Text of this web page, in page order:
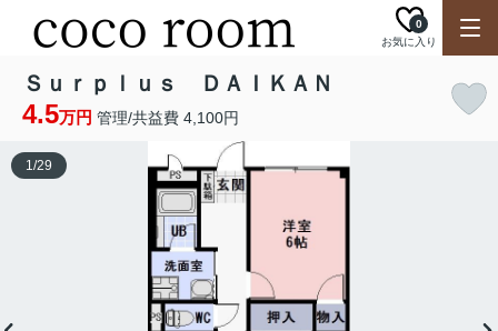
お気に入り
0
Ｓｕｒｐｌｕｓ ＤＡＩＫＡＮ
4.5万円 管理/共益費 4,100円
1/29